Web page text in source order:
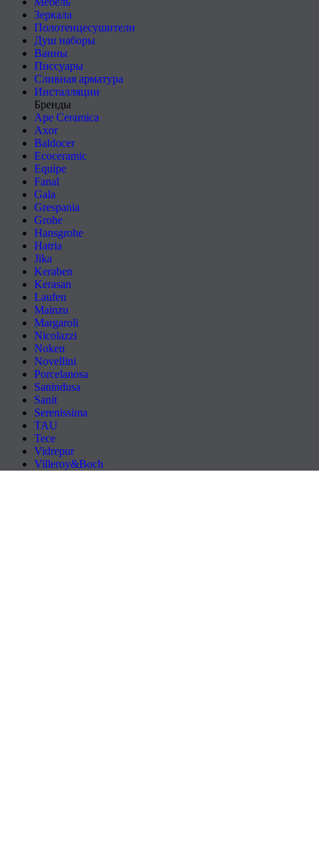
Зеркала
Полотенцесушители
Душ наборы
Ванны
Писсуары
Сливная арматура
Инсталляции
Бренды
Ape Ceramica
Axor
Baldocer
Ecoceramic
Equipe
Fanal
Gala
Grespania
Grohe
Hansgrohe
Hatria
Jika
Keraben
Kerasan
Laufen
Mainzu
Margaroli
Nicolazzi
Noken
Novellini
Porcelanosa
Sanindusa
Sanit
Serenissima
TAU
Tece
Vidrepur
Villeroy&Boch